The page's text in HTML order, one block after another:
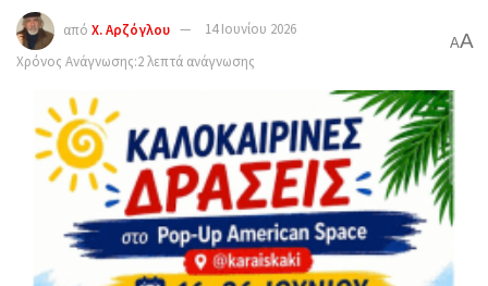
από Χ. Αρζόγλου
14 Ιουνίου 2026
Χρόνος Ανάγνωσης:2 λεπτά ανάγνωσης
AA